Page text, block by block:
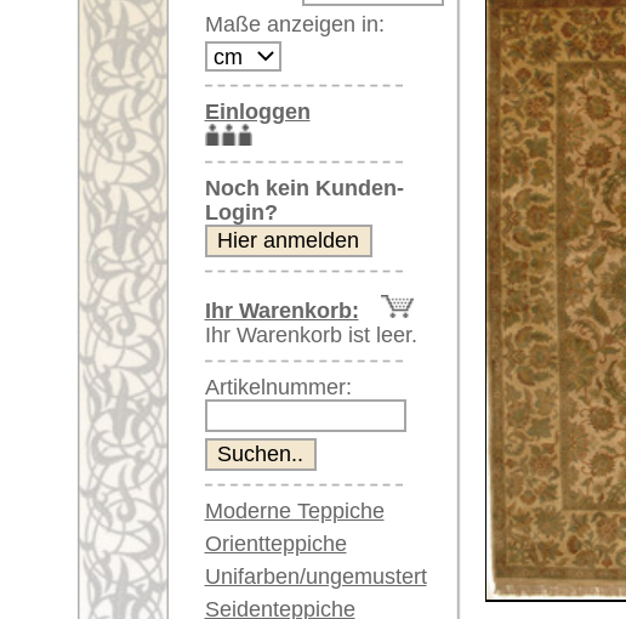
Ihr Warenkorb:
Ihr Warenkorb ist leer.
Artikelnummer:
Moderne Teppiche
Orientteppiche
Unifarben/ungemustert
Seidenteppiche
Große Teppiche
(über 300x200 cm)
Sehr große XL Teppiche
(über 400x200 cm)
Riesige XXL Teppiche
(über 600x200 cm)
Läufer / Galerien
Runde & ovale Teppiche
Antike Teppiche
Antike China Teppiche
Blaue Teppiche
Graue Teppiche
Braune Teppiche
Blaue Teppiche
Grüne Teppiche
Rot/pink/flieder/lila
Beige/hell/cremefarben
Weitere größere Bilder (öffnen sich in
Bitte klicken Sie auf die kleinen Bilder weiter
Hauptbild
58932
Name/Provenienz: Tabriz Impuls™
Ursprungsland:
Indien
312 x 76 cm (Läufer)
Alter: neu
Flor:
Wolle
Fundament
(Kette und Schuss):
Baumwolle